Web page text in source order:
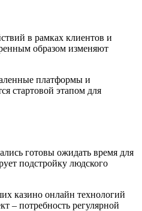
в рамках клиентов и
образом изменяют
платформы и
стартовой этапом для
готовы ожидать время для
подстройку людского
казино онлайн технологий
– потребность регулярной